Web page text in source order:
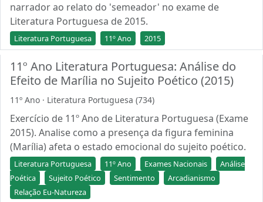
narrador ao relato do 'semeador' no exame de
Literatura Portuguesa de 2015.
Literatura Portuguesa 11º Ano 2015
11º Ano Literatura Portuguesa: Análise do
Efeito de Marília no Sujeito Poético (2015)
11º Ano · Literatura Portuguesa (734)
Exercício de 11º Ano de Literatura Portuguesa (Exame
2015). Analise como a presença da figura feminina
(Marília) afeta o estado emocional do sujeito poético.
Literatura Portuguesa 11º Ano Exames Nacionais
Análise
Poética
Sujeito Poético Sentimento
Arcadianismo
Relação Eu-Natureza